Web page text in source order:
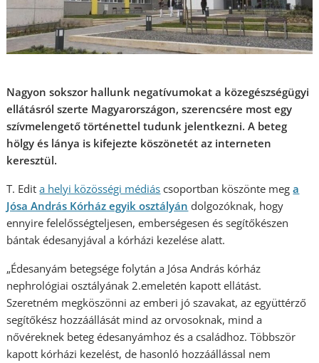
Nagyon sokszor hallunk negatívumokat a közegészségügyi
ellátásról szerte Magyarországon, szerencsére most egy
szívmelengető történettel tudunk jelentkezni. A beteg
hölgy és lánya is kifejezte köszönetét az interneten
keresztül.
T. Edita helyi közösségi médiás csoportban köszönte mega
Jósa András Kórház egyik osztályán dolgozóknak, hogy
ennyire felelősségteljesen, emberségesen és segítőkészen
bántak édesanyjával a kórházi kezelése alatt.
„Édesanyám betegsége folytán a Jósa András kórház
nephrológiai osztályának 2.emeletén kapott ellátást.
Szeretném megköszönni az emberi jó szavakat, az együttérző
segítőkész hozzáállását mind az orvosoknak, mind a
nővéreknek beteg édesanyámhoz és a családhoz. Többször
kapott kórházi kezelést, de hasonló hozzáállással nem